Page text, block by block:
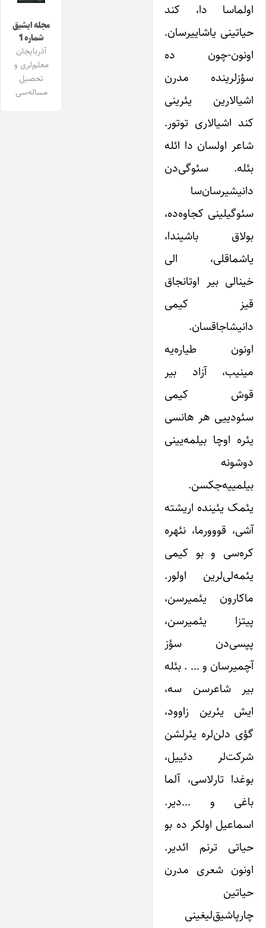
اولماسا دا، کند
حیاتینی یاشاییرسان.
اونون-چون ده
سؤزلرینده مدرن
اشیالارین یئرینی
کند اشیالاری توتور.
شاعر اولسان دا ائله
بئله. سئوگی‌دن
دانیشیرسان‌سا
سئوگیلینی کجاوه‌ده،
بولاق باشیندا،
یاشماقلی، الی
خینالی بیر اوتانجاق
قیز کیمی
دانیشاجاقسان.
اونون طیاره‌یه
مینیب، آزاد بیر
قوش کیمی
سئودییی هر هانسی
یئره اوچا بیلمه‌یینی
دوشونه
بیلمییه‌جکسن.
یئمک یئینده اریشته
آشی، قووورما، نئهره
کره‌سی و بو کیمی
یئمه‌لی‌لرین اولور.
ماکارون یئمیرسن،
پیتزا یئمیرسن،
پپسی‌دن سؤز
آچمیرسان و … . بئله
بیر شاعرسن سه،
ایش یئرین زاوود،
گؤی دلن‌لره یئرلشن
شرکت‌لر دئییل،
بوغدا تارلاسی، آلما
باغی و …دیر.
اسماعیل اولکر ده بو
حیاتی ترنم ائدیر.
اونون شعری مدرن
حیاتین
چارپاشیق‌لیغینی
مجله ایشیق
شماره 1
آذربایجان
معلم‌لری و
تحصیل
مساله‌سی